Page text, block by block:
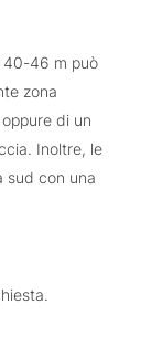
40-46 m può
zona
di un
Inoltre, le
sud con una